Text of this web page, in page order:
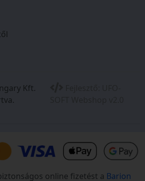
Kft.
online fizetést a Barion